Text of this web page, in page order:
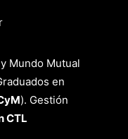
Mundo Mutual
en
). Gestión
CTL